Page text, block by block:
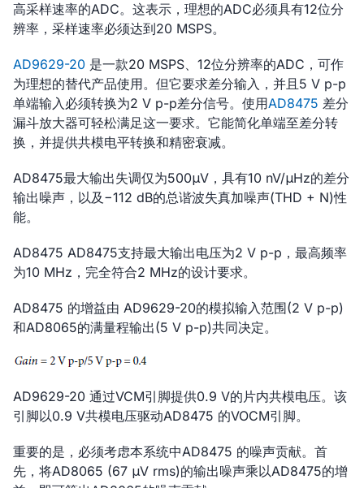
高采样速率的ADC。这表示，理想的ADC必须具有12位分
辨率，采样速率必须达到20 MSPS。
AD9629-20 是一款20 MSPS、12位分辨率的ADC，可作
为理想的替代产品使用。但它要求差分输入，并且5 V p-p
单端输入必须转换为2 V p-p差分信号。使用AD8475 差分
漏斗放大器可轻松满足这一要求。它能简化单端至差分转
换，并提供共模电平转换和精密衰减。
AD8475最大输出失调仅为500μV，具有10 nV/μHz的差分
输出噪声，以及−112 dB的总谐波失真加噪声(THD + N)性
能。
AD8475 AD8475支持最大输出电压为2 V p-p，最高频率
为10 MHz，完全符合2 MHz的设计要求。
AD8475 的增益由 AD9629-20的模拟输入范围(2 V p-p)
和AD8065的满量程输出(5 V p-p)共同决定。
AD9629-20 通过VCM引脚提供0.9 V的片内共模电压。该
引脚以0.9 V共模电压驱动AD8475 的VOCM引脚。
重要的是，必须考虑本系统中AD8475 的噪声贡献。首
先，将AD8065 (67 μV rms)的输出噪声乘以AD8475的增